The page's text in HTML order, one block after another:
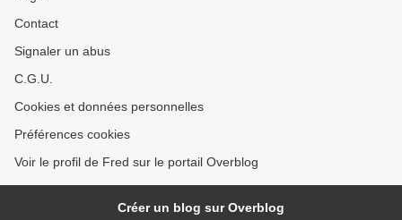
Contact
Signaler un abus
C.G.U.
Cookies et données personnelles
Préférences cookies
Voir le profil de Fred sur le portail Overblog
Créer un blog sur Overblog